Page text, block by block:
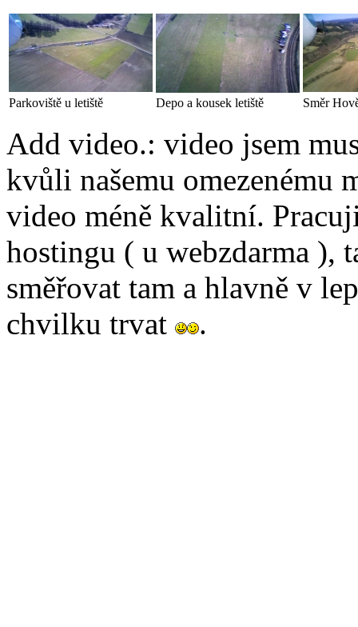
Parkoviště u letiště Depo a kousek letiště Směr
Add video.: video jsem
kvůli našemu omezenému
video méně kvalitní.
hostingu ( u webzdarma ),
směřovat tam a hlavně v
chvilku trvat
.